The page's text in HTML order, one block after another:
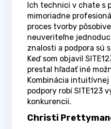
Ich technici v chate s
mimoriadne
proces tvorby
neuveriteľne
znalosti a podpora sú
Keď som objavil
prestal hľadať iné
Kombinácia
podpory robí SITE123
konkurencii.
Christi